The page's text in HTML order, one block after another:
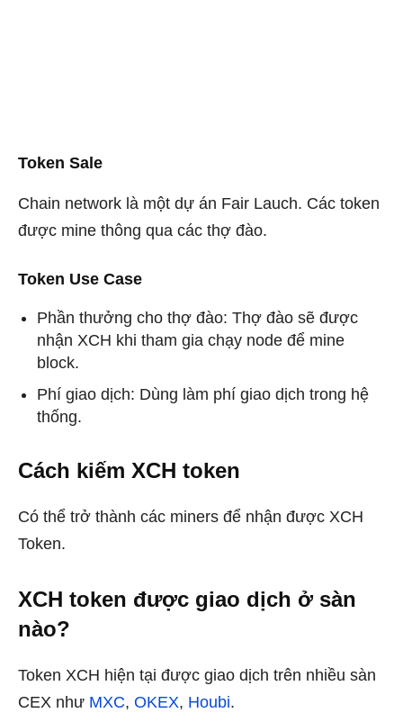
Token Sale
Chain network là một dự án Fair Lauch. Các token
được mine thông qua các thợ đào.
Token Use Case
Phần thưởng cho thợ đào: Thợ đào sẽ được
nhận XCH khi tham gia chạy node để mine
block.
Phí giao dịch: Dùng làm phí giao dịch trong hệ
thống.
Cách kiếm XCH token
Có thể trở thành các miners để nhận được XCH
Token.
XCH token được giao dịch ở sàn
nào?
Token XCH hiện tại được giao dịch trên nhiều sàn
CEX như MXC, OKEX, Houbi.